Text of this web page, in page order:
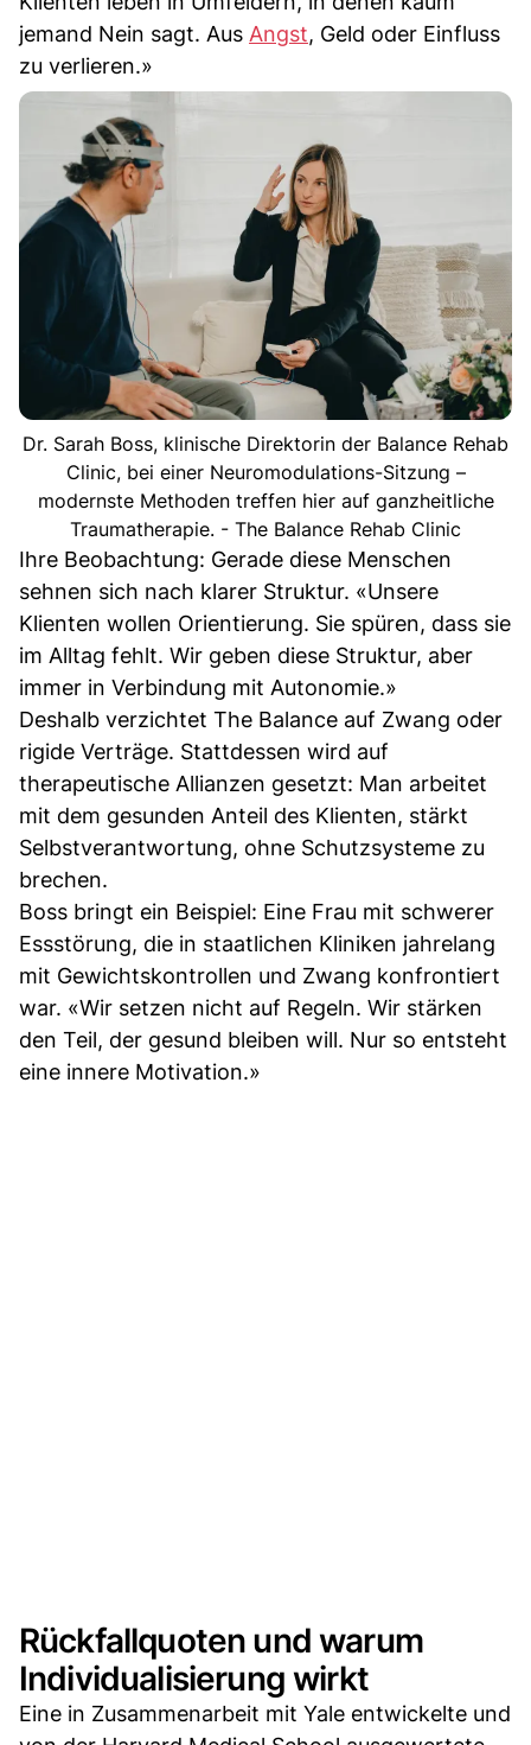
jemand Nein sagt. Aus Angst, Geld oder Einfluss
zu verlieren.»
Dr. Sarah Boss, klinische Direktorin der Balance Rehab
Clinic, bei einer Neuromodulations-Sitzung –
modernste Methoden treffen hier auf ganzheitliche
Traumatherapie. - The Balance Rehab Clinic
Ihre Beobachtung: Gerade diese Menschen
sehnen sich nach klarer Struktur. «Unsere
Klienten wollen Orientierung. Sie spüren, dass sie
im Alltag fehlt. Wir geben diese Struktur, aber
immer in Verbindung mit Autonomie.»
Deshalb verzichtet The Balance auf Zwang oder
rigide Verträge. Stattdessen wird auf
therapeutische Allianzen gesetzt: Man arbeitet
mit dem gesunden Anteil des Klienten, stärkt
Selbstverantwortung, ohne Schutzsysteme zu
brechen.
Boss bringt ein Beispiel: Eine Frau mit schwerer
Essstörung, die in staatlichen Kliniken jahrelang
mit Gewichtskontrollen und Zwang konfrontiert
war. «Wir setzen nicht auf Regeln. Wir stärken
den Teil, der gesund bleiben will. Nur so entsteht
eine innere Motivation.»
Rückfallquoten und warum
Individualisierung wirkt
Eine in Zusammenarbeit mit Yale entwickelte und